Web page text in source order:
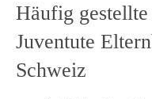
Häufig
Juventute
Schweiz